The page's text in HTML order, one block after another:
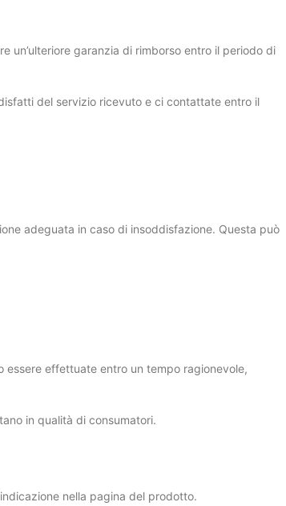
un’ulteriore garanzia di rimborso entro il periodo di
del servizio ricevuto e ci contattate entro il
adeguata in caso di insoddisfazione. Questa può
essere effettuate entro un tempo ragionevole,
in qualità di consumatori.
nella pagina del prodotto.